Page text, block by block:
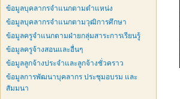
ข้อมูลบุคลากรจำแนกตามตำแหน่ง
ข้อมูลบุคลากรจำแนกตามวุฒิการศึกษา
ข้อมูลครูจำแนกตามฝ่ายกลุ่มสาระการเรียนรู้
ข้อมูลครูจ้างสอนและอื่นๆ
ข้อมูลลูกจ้างประจำและลูกจ้างชั่วคราว
ข้อมูลการพัฒนาบุคลากร ประชุมอบรม และ
สัมมนา